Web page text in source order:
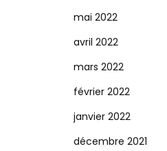
mai 2022
avril 2022
mars 2022
février 2022
janvier 2022
décembre 2021